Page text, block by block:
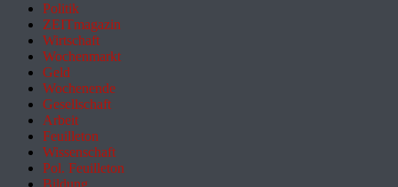
Politik
ZEITmagazin
Wirtschaft
Wochenmarkt
Geld
Wochenende
Gesellschaft
Arbeit
Feuilleton
Wissenschaft
Pol. Feuilleton
Bildung